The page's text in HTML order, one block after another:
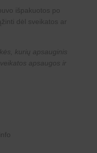
išpakuotos po
dėl sveikatos ar
kurių apsauginis
apsaugos ir